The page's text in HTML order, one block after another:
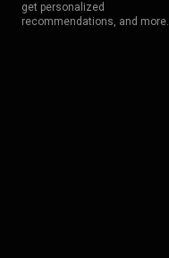
get personalized
recommendations, and more.